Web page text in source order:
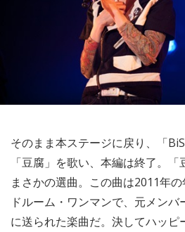
そのまま本ステージに戻り、「
「豆腐」を歌い、本編は終了。
まさかの選曲。この曲は2011年
ドルーム・ワンマンで、元メン
に送られた楽曲だ。決してハッ